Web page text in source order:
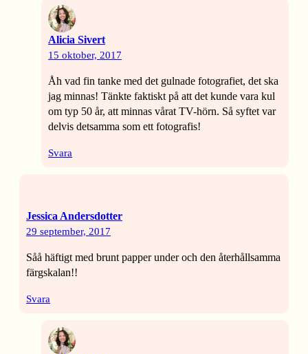
Alicia Sivert
15 oktober, 2017
Åh vad fin tanke med det gulnade fotografiet, det ska
jag minnas! Tänkte faktiskt på att det kunde vara kul
om typ 50 år, att minnas vårat TV-hörn. Så syftet var
delvis detsamma som ett fotografis!
Svara
Jessica Andersdotter
29 september, 2017
Såå häftigt med brunt papper under och den återhållsamma
färgskalan!!
Svara